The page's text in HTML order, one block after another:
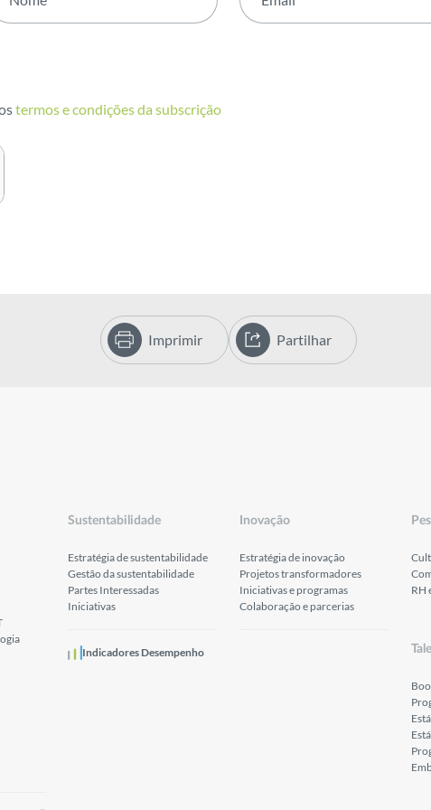
termos e condições da subscrição
Imprimir Partilhar
Sustentabilidade
Estratégia de sustentabilidade
Gestão da sustentabilidade
Partes Interessadas
Iniciativas
Indicadores Desempenho
Inovação
Estratégia de inovação
Projetos transformadores
Iniciativas e programas
Colaboração e parcerias
RH